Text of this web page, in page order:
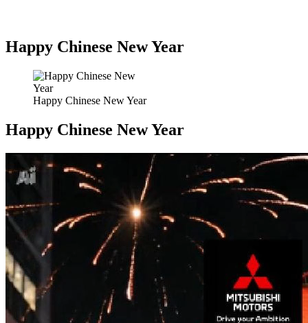
Happy Chinese New Year
Happy Chinese New Year
Happy Chinese New Year